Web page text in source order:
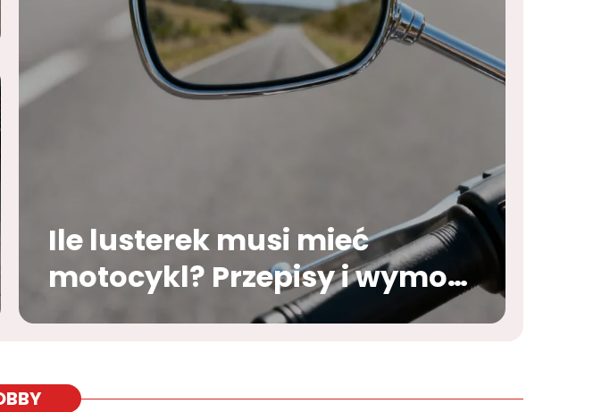
Ile lusterek musi mieć
motocykl? Przepisy i wymogi
prawne